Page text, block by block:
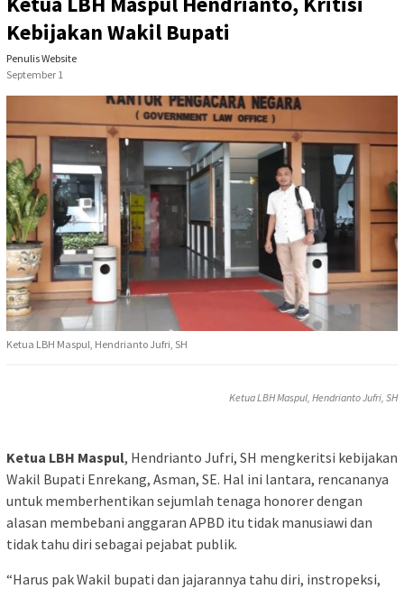
Kebijakan Wakil Bupati
Penulis Website
September 1
Ketua LBH Maspul, Hendrianto Jufri, SH
Ketua LBH Maspul, Hendrianto Jufri, SH
Ketua LBH Maspul, Hendrianto Jufri, SH mengkeritsi kebijakan
Wakil Bupati Enrekang, Asman, SE. Hal ini lantara, rencananya
untuk memberhentikan sejumlah tenaga honorer dengan
alasan membebani anggaran APBD itu tidak manusiawi dan
tidak tahu diri sebagai pejabat publik.
“Harus pak Wakil bupati dan jajarannya tahu diri, instropeksi,